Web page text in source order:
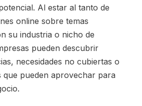
Al estar al tanto de
online sobre temas
su industria o nicho de
pueden descubrir
necesidades no cubiertas o
que pueden aprovechar para